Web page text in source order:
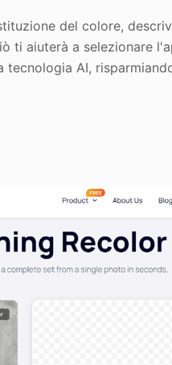
del colore,
ti aiuterà a selezionare
AI,